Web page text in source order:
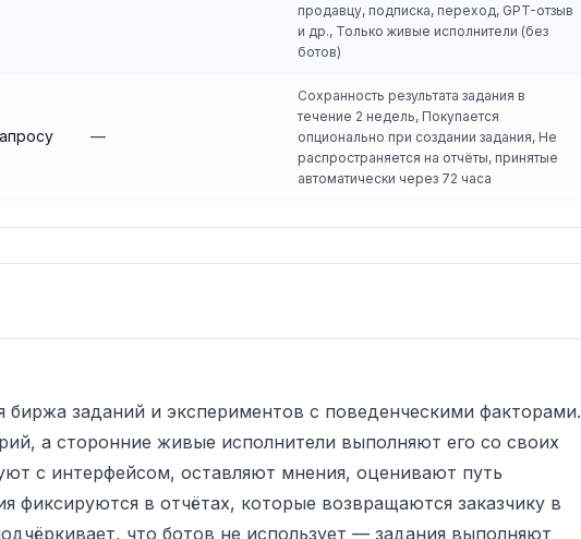
продавцу, подписка, переход, GPT-отзыв
и др., Только живые исполнители (без
ботов)
—
Сохранность результата задания в
течение 2 недель, Покупается
опционально при создании задания, Не
распространяется на отчёты, принятые
автоматически через 72 часа
биржа заданий и экспериментов с поведенческими факторами.
а сторонние живые исполнители выполняют его со своих
с интерфейсом, оставляют мнения, оценивают путь
фиксируются в отчётах, которые возвращаются заказчику в
что ботов не использует — задания выполняют